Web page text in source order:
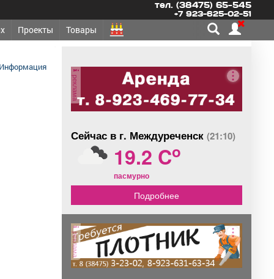
тел. (38475) 65-545
+7 923-625-02-51
Проекты Товары
Информация
реклама
Сейчас в г. Междуреченск (21:10)
19.2 Co
пасмурно
Подробнее
реклама